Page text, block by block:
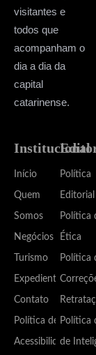
visitantes e
todos que
acompanham o
dia a dia da
capital
catarinense.
Institucional
Início
Quem
Somos
Negócios
Turismo
Expediente
Contato
Política de
Acessibilidade
Política
Editorial
Política
Ética
Política
Política
de